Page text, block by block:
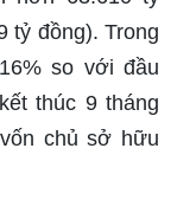
tỷ đồng). Trong
so với đầu
thúc 9 tháng
chủ sở hữu